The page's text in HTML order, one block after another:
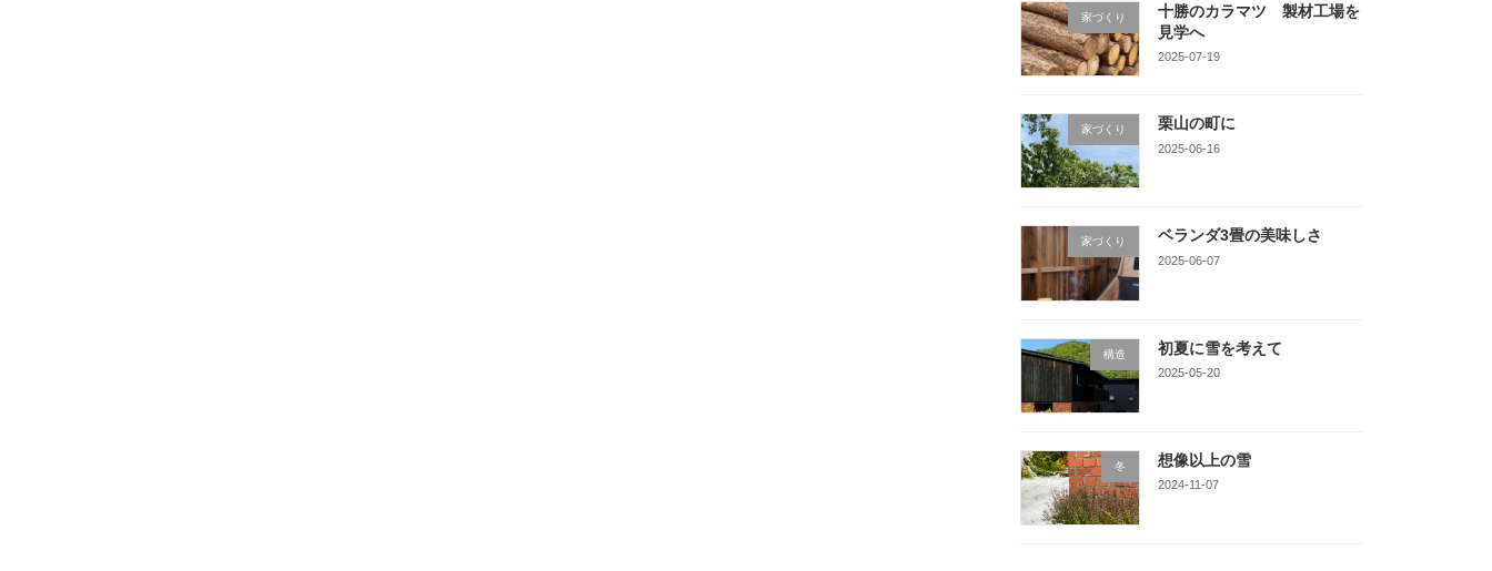
家づくり
十勝のカラマツ 製材工場を
見学へ
2025-07-19
家づくり 栗山の町に
2025-06-16
家づくり ベランダ3畳の美味しさ
2025-06-07
構造 初夏に雪を考えて
2025-05-20
冬 想像以上の雪
2024-11-07